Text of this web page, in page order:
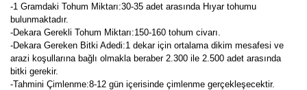
-1 Gramdaki Tohum Miktarı:30-35 adet arasında Hıyar tohumu
bulunmaktadır.
-Dekara Gerekli Tohum Miktarı:150-160 tohum civarı.
-Dekara Gereken Bitki Adedi:1 dekar için ortalama dikim mesafesi ve
arazi koşullarına bağlı olmakla beraber 2.300 ile 2.500 adet arasında
bitki gerekir.
-Tahmini Çimlenme:8-12 gün içerisinde çimlenme gerçekleşecektir.